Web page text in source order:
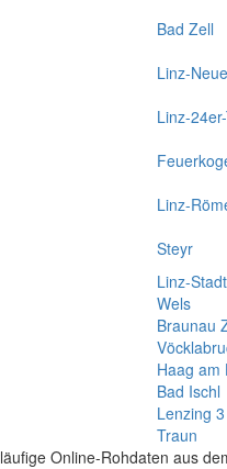
Bad Zell
Linz-
Linz-
Linz-
Steyr
Linz-
Wels
Braunau
Haag am
Bad Ischl
Lenzing 3
Traun
Online-Rohdaten aus